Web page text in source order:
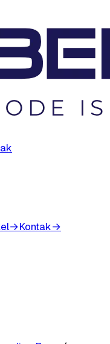
→Kontak→